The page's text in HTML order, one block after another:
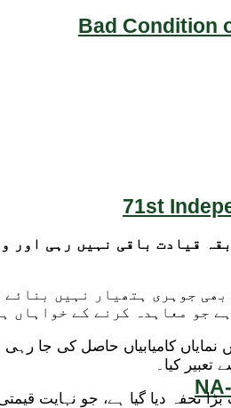
Bad Condition
71st
قیادت باقی نہیں رہی اور
جوہری ہتھیار نہیں
جو معاہدہ کرنے کے خواہاں
کامیابیاں حاصل کی جا
کیا۔
تحفہ دیا گیا ہے، جو نہایت